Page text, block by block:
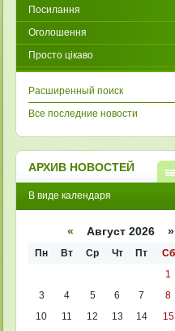
Посилання
Оголошення
Просто цікаво
Расширенный поиск
Все последние новости
АРХИВ НОВОСТЕЙ
В виде календаря
« Август 2026 »
Пн Вт Ср Чт Пт Сб
1
3
4 5 6 7 8
10
11 12 13 14 15